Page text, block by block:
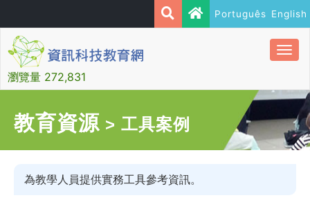
English
Português
瀏覽量 272,831
教育資源 > 工具案例
為教學人員提供實務工具參考資訊。